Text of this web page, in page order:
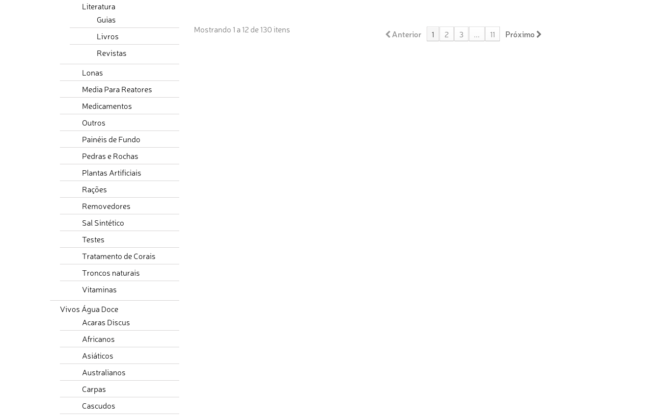
Literatura
Guias
Livros
Revistas
Lonas
Media Para Reatores
Medicamentos
Outros
Painéis de Fundo
Pedras e Rochas
Plantas Artificiais
Rações
Removedores
Sal Sintético
Testes
Tratamento de Corais
Troncos naturais
Vitaminas
Vivos Água Doce
Acaras Discus
Africanos
Asiáticos
Australianos
Carpas
Cascudos
Anterior 1 2 3 ... 11 Próximo
Mostrando 1 a 12 de 130 itens